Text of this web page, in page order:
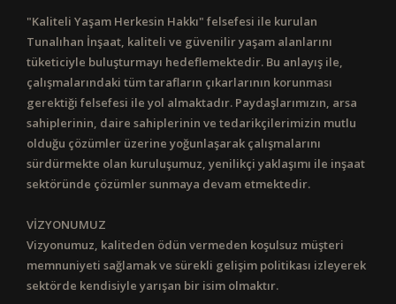
"Kaliteli Yaşam Herkesin Hakkı" felsefesi ile kurulan
Tunalıhan İnşaat, kaliteli ve güvenilir yaşam alanlarını
tüketiciyle buluşturmayı hedeflemektedir. Bu anlayış ile,
çalışmalarındaki tüm tarafların çıkarlarının korunması
gerektiği felsefesi ile yol almaktadır. Paydaşlarımızın, arsa
sahiplerinin, daire sahiplerinin ve tedarikçilerimizin mutlu
olduğu çözümler üzerine yoğunlaşarak çalışmalarını
sürdürmekte olan kuruluşumuz, yenilikçi yaklaşımı ile inşaat
sektöründe çözümler sunmaya devam etmektedir.
VİZYONUMUZ
Vizyonumuz, kaliteden ödün vermeden koşulsuz müşteri
memnuniyeti sağlamak ve sürekli gelişim politikası izleyerek
sektörde kendisiyle yarışan bir isim olmaktır.